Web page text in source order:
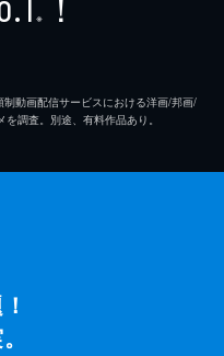
※
動画配信サービスにおける洋画/邦画/
調査。別途、有料作品あり。